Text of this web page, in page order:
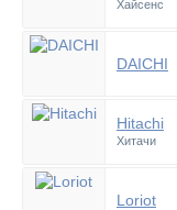
Хайсенс
DAICHI
Hitachi
Хитачи
Loriot